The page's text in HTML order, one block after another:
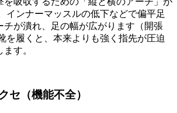
インナーマッスルの低下などで偏平足
チが潰れ、足の幅が広がります（開張
を履くと、本来よりも強く指先が圧迫
す。
セ（機能不全）